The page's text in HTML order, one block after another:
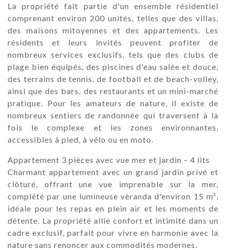
La propriété fait partie d'un ensemble résidentiel
comprenant environ 200 unités, telles que des villas,
des maisons mitoyennes et des appartements. Les
résidents et leurs invités peuvent profiter de
nombreux services exclusifs, tels que des clubs de
plage bien équipés, des piscines d'eau salée et douce,
des terrains de tennis, de football et de beach-volley,
ainsi que des bars, des restaurants et un mini-marché
pratique. Pour les amateurs de nature, il existe de
nombreux sentiers de randonnée qui traversent à la
fois le complexe et les zones environnantes,
accessibles à pied, à vélo ou en moto.
Appartement 3 pièces avec vue mer et jardin – 4 lits
Charmant appartement avec un grand jardin privé et
clôturé, offrant une vue imprenable sur la mer,
complété par une lumineuse véranda d'environ 15 m²,
idéale pour les repas en plein air et les moments de
détente. La propriété allie confort et intimité dans un
cadre exclusif, parfait pour vivre en harmonie avec la
nature sans renoncer aux commodités modernes.